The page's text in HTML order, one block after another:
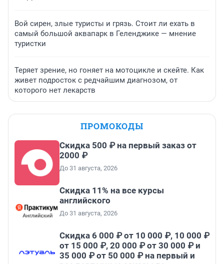
Вой сирен, злые туристы и грязь. Стоит ли ехать в
самый большой аквапарк в Геленджике — мнение
туристки
Теряет зрение, но гоняет на мотоцикле и скейте. Как
живет подросток с редчайшим диагнозом, от
которого нет лекарств
ПРОМОКОДЫ
Скидка 500 ₽ на первый заказ от
2000 ₽
До 31 августа, 2026
Скидка 11% на все курсы
английского
До 31 августа, 2026
Скидка 6 000 ₽ от 10 000 ₽, 10 000 ₽
от 15 000 ₽, 20 000 ₽ от 30 000 ₽ и
35 000 ₽ от 50 000 ₽ на первый и